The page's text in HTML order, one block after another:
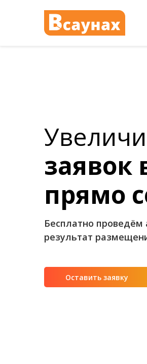
заявок
прямо
Бесплатно проведём
результат
Оставить заявку